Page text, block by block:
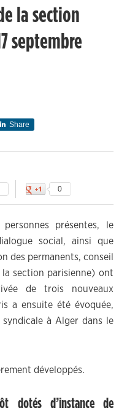
la section
septembre
Share
0
présentes, le
social, ainsi que
des permanents, conseil
section parisienne) ont
de trois nouveaux
a ensuite été évoquée,
syndicale à Alger dans le
développés.
dotés d’instance de